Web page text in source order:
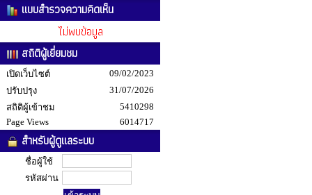
แบบสำรวจความคิดเห็น
ไม่พบข้อมูล
สถิติผู้เยี่ยมชม
เปิดเว็บไซต์
09/02/2023
ปรับปรุง
31/07/2026
สถิติผู้เข้าชม
5410298
Page Views
6014717
สำหรับผู้ดูแลระบบ
ชื่อผู้ใช้
รหัสผ่าน